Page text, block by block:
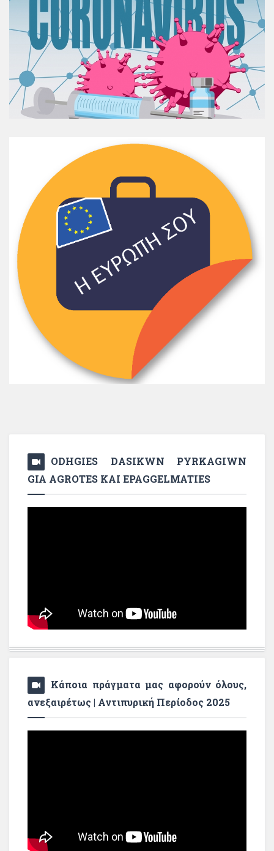
ODHGIES DASIKWN PYRKAGIWN
GIA AGROTES KAI EPAGGELMATIES
Κάποια πράγματα μας αφορούν όλους,
ανεξαιρέτως | Αντιπυρική Περίοδος 2025